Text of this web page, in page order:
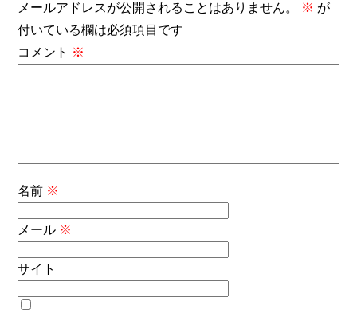
メールアドレスが公開されることはありません。 ※ が
付いている欄は必須項目です
コメント ※
名前 ※
メール ※
サイト